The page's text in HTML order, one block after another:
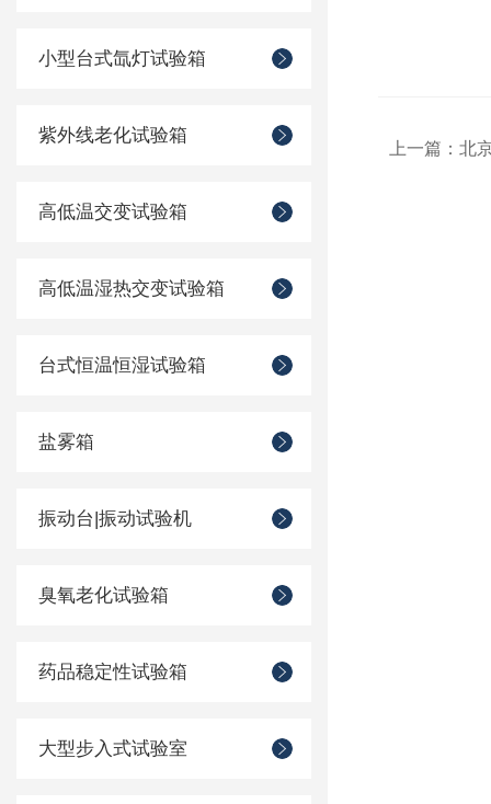
小型台式氙灯试验箱
紫外线老化试验箱
高低温交变试验箱
高低温湿热交变试验箱
台式恒温恒湿试验箱
盐雾箱
振动台|振动试验机
臭氧老化试验箱
药品稳定性试验箱
大型步入式试验室
上一篇： 北